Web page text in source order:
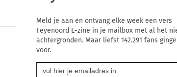
Meld je aan en ontvang elke week een vers
Feyenoord E-zine in je mailbox met al het
achtergronden. Maar liefst 142.291 fans
voor.